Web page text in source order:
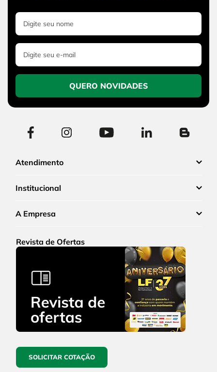
QUERO NOVIDADES
Atendimento
Institucional
A Empresa
Revista de Ofertas
SOLICITAR COTAÇÃO